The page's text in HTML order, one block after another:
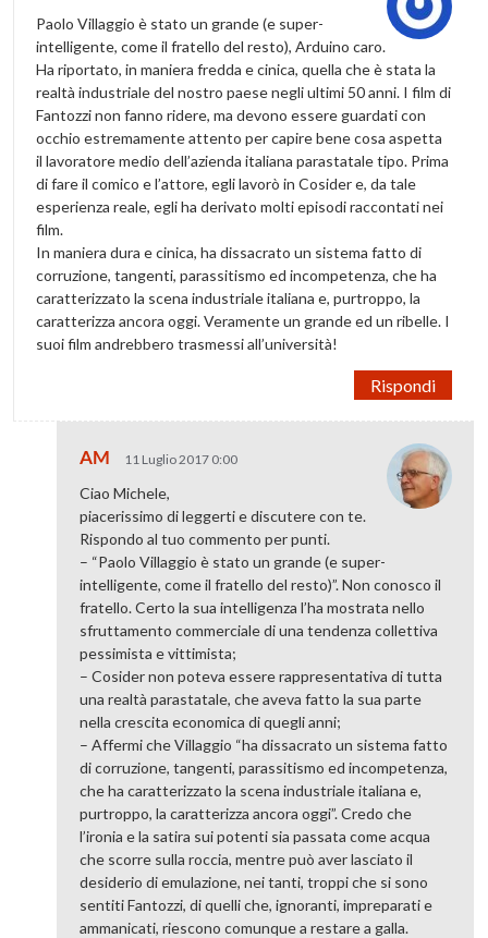
Paolo Villaggio è stato un grande (e super-
intelligente, come il fratello del resto), Arduino caro.
Ha riportato, in maniera fredda e cinica, quella che è stata la
realtà industriale del nostro paese negli ultimi 50 anni. I film di
Fantozzi non fanno ridere, ma devono essere guardati con
occhio estremamente attento per capire bene cosa aspetta
il lavoratore medio dell’azienda italiana parastatale tipo. Prima
di fare il comico e l’attore, egli lavorò in Cosider e, da tale
esperienza reale, egli ha derivato molti episodi raccontati nei
film.
In maniera dura e cinica, ha dissacrato un sistema fatto di
corruzione, tangenti, parassitismo ed incompetenza, che ha
caratterizzato la scena industriale italiana e, purtroppo, la
caratterizza ancora oggi. Veramente un grande ed un ribelle. I
suoi film andrebbero trasmessi all’università!
Rispondi
AM 11 Luglio 2017 0:00
Ciao Michele,
piacerissimo di leggerti e discutere con te.
Rispondo al tuo commento per punti.
– “Paolo Villaggio è stato un grande (e super-
intelligente, come il fratello del resto)”. Non conosco il
fratello. Certo la sua intelligenza l’ha mostrata nello
sfruttamento commerciale di una tendenza collettiva
pessimista e vittimista;
– Cosider non poteva essere rappresentativa di tutta
una realtà parastatale, che aveva fatto la sua parte
nella crescita economica di quegli anni;
– Affermi che Villaggio “ha dissacrato un sistema fatto
di corruzione, tangenti, parassitismo ed incompetenza,
che ha caratterizzato la scena industriale italiana e,
purtroppo, la caratterizza ancora oggi”. Credo che
l’ironia e la satira sui potenti sia passata come acqua
che scorre sulla roccia, mentre può aver lasciato il
desiderio di emulazione, nei tanti, troppi che si sono
sentiti Fantozzi, di quelli che, ignoranti, impreparati e
ammanicati, riescono comunque a restare a galla.